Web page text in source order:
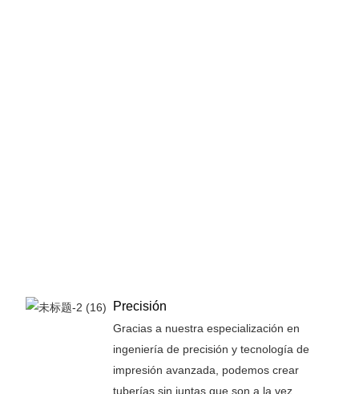
Precisión
Gracias a nuestra especialización en
ingeniería de precisión y tecnología de
impresión avanzada, podemos crear
tuberías sin juntas que son a la vez